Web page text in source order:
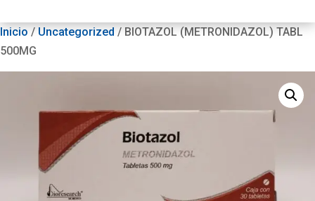
Inicio / Uncategorized / BIOTAZOL (METRONIDAZOL) TABL
500MG